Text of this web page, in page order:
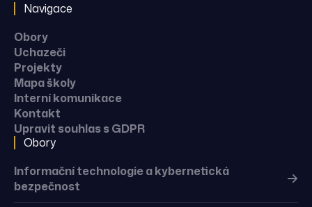
Navigace
Obory
Uchazeči
Projekty
Mapa školy
Interní komunikace
Kontakt
Upravit souhlas s GDPR
Obory
Informační technologie a kybernetická
bezpečnost